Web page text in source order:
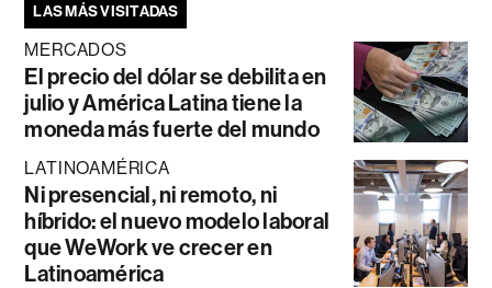
LAS MÁS VISITADAS
MERCADOS
El precio del dólar se debilita en
julio y América Latina tiene la
moneda más fuerte del mundo
LATINOAMÉRICA
Ni presencial, ni remoto, ni
híbrido: el nuevo modelo laboral
que WeWork ve crecer en
Latinoamérica